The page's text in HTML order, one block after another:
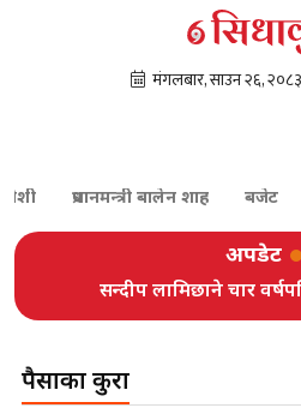
प्रधानमन्त्री बालेन शाह बजेट
अपडेट
सन्दीप लामिछाने चार
पैसाका कुरा